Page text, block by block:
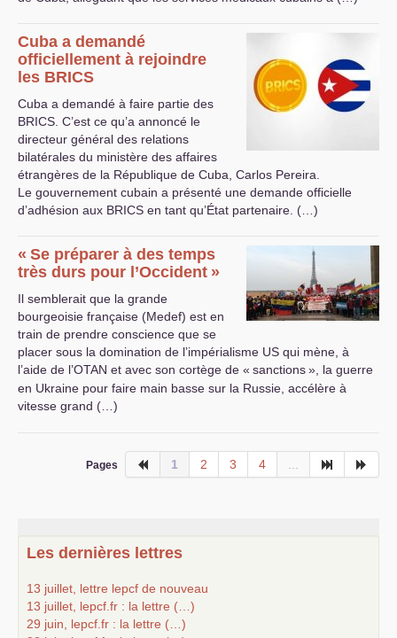
Cuba a demandé
officiellement à rejoindre
les BRICS
Cuba a demandé à faire partie des
BRICS . C’est ce qu’a annoncé le
directeur général des relations
bilatérales du ministère des affaires
étrangères de la République de Cuba, Carlos Pereira.
Le gouvernement cubain a présenté une demande officielle
d’adhésion aux BRICS en tant qu’État partenaire. (…)
« Se préparer à des temps
très durs pour l’Occident »
Il semblerait que la grande
bourgeoisie française (Medef) est en
train de prendre conscience que se
placer sous la domination de l’impérialisme US qui mène, à
l’aide de l’OTAN et avec son cortège de « sanctions», la guerre
en Ukraine pour faire main basse sur la Russie, accélère à
vitesse grand (…)
Pages 1 2 3 4
Les dernières lettres
13 juillet, lettre lepcf de nouveau
13 juillet, lepcf.fr : la lettre (…)
29 juin, lepcf.fr : la lettre (…)